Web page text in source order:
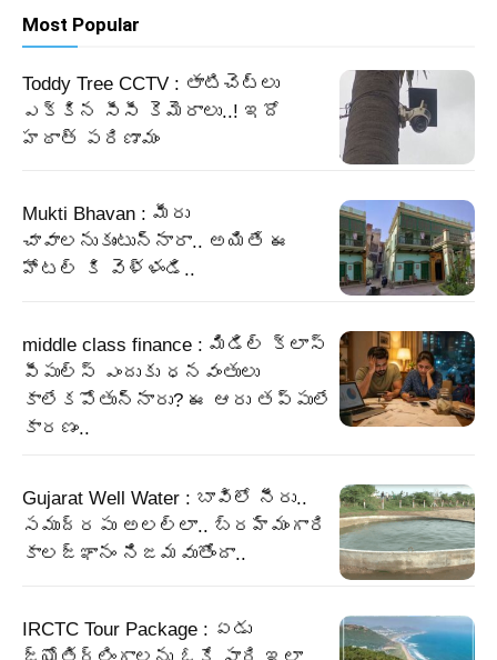
Most Popular
Toddy Tree CCTV : తాటిచెట్లు
ఎక్కిన సీసీ కెమెరాలు..! ఇదో
హఠాత్ పరిణామం
Mukti Bhavan : మీరు
చావాలనుకుంటున్నారా.. అయితే ఈ
హోటల్ కి వెళ్ళండి..
middle class finance : మిడిల్ క్లాస్
పీపుల్స్ ఎందుకు ధనవంతులు
కాలేకపోతున్నారు? ఈ ఆరు తప్పులే
కారణం..
Gujarat Well Water : బావిలో నీరు..
సముద్రపు అలల్లా.. బ్రహ్మంగారి
కాలజ్ఞానం నిజమవుతోందా..
IRCTC Tour Package : ఏడు